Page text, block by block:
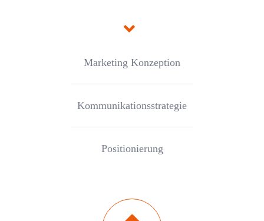
Marketing Konzeption
Kommunikationsstrategie
Positionierung